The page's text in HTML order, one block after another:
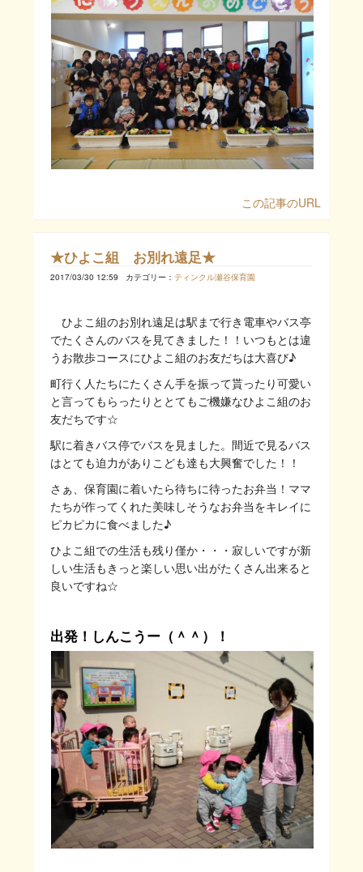
この記事のURL
★ひよこ組 お別れ遠足★
2017/03/30 12:59 カテゴリー： ティンクル瀬谷保育園
ひよこ組のお別れ遠足は駅まで行き電車やバス亭
でたくさんのバスを見てきました！！いつもとは違
うお散歩コースにひよこ組のお友だちは大喜び♪
町行く人たちにたくさん手を振って貰ったり可愛い
と言ってもらったりととてもご機嫌なひよこ組のお
友だちです☆
駅に着きバス停でバスを見ました。間近で見るバス
はとても迫力がありこども達も大興奮でした！！
さぁ、保育園に着いたら待ちに待ったお弁当！ママ
たちが作ってくれた美味しそうなお弁当をキレイに
ピカピカに食べました♪
ひよこ組での生活も残り僅か・・・寂しいですが新
しい生活もきっと楽しい思い出がたくさん出来ると
良いですね☆
出発！しんこうー（＾＾）！